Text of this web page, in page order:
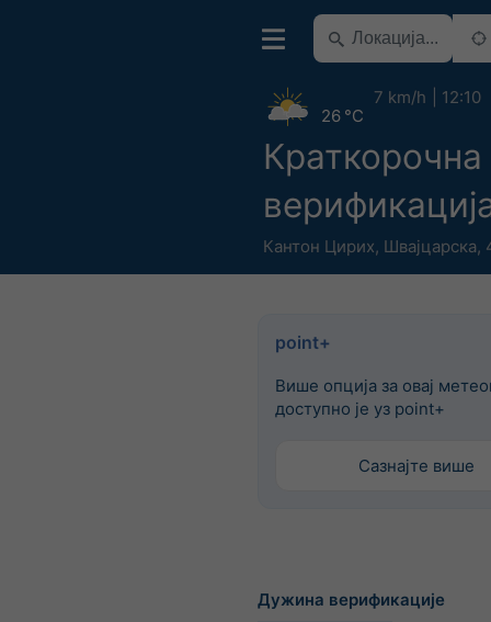
Краткорочна
Кантон Цирих, Швајцарска,
26 °C
7 km/h 12:10
point+
Више опција за овај
доступно је уз point+
Сазнајте више
Дужина верификације